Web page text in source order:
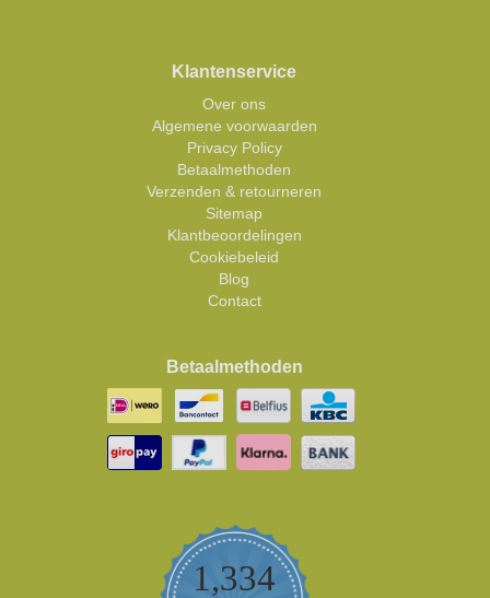
Klantenservice
Over ons
Algemene voorwaarden
Privacy Policy
Betaalmethoden
Verzenden & retourneren
Sitemap
Klantbeoordelingen
Cookiebeleid
Blog
Contact
Betaalmethoden
1,334